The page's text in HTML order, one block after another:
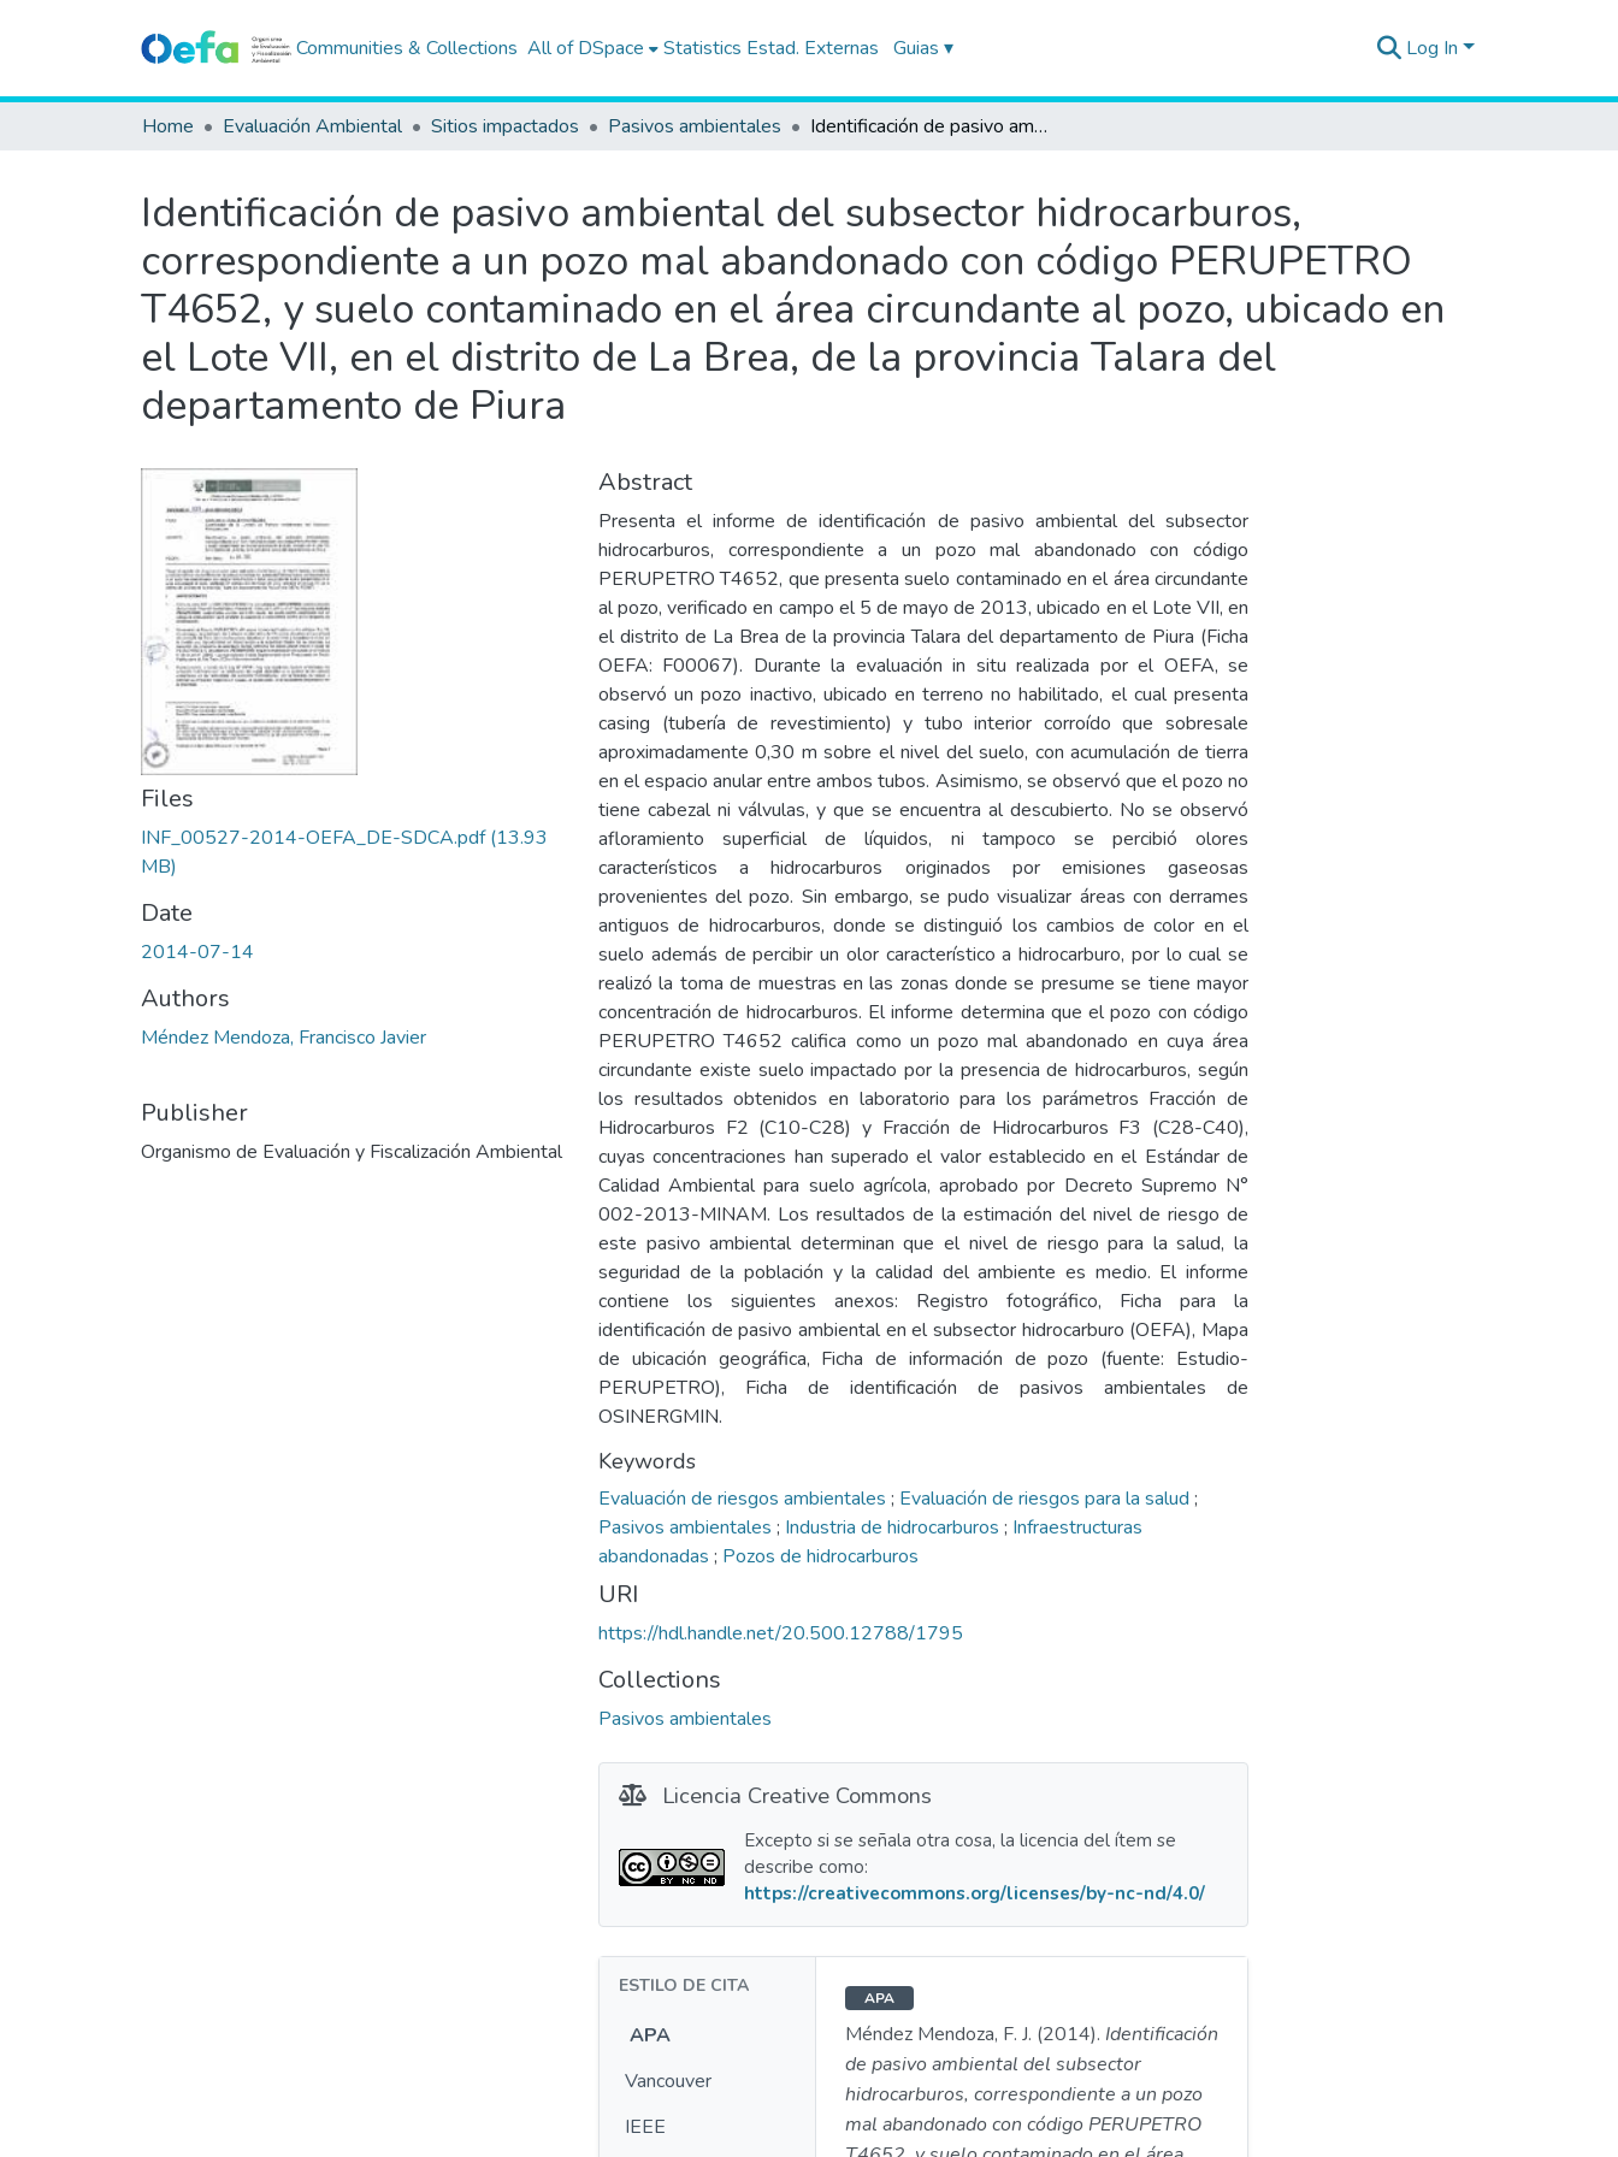
Communities & Collections All of DSpace Statistics Estad. Externas Guias ▾ Log In
Home Evaluación Ambiental Sitios impactados Pasivos ambientales Identificación de pasivo ambiental del subsector hidrocarburos, correspondiente a un pozo mal abandonado con código PERUPETRO T4652, y suelo contaminado en el área circundante al pozo, ubicado en el Lote VII, en el distrito de La Brea, de la provincia Talara del departamento de Piura
Identificación de pasivo ambiental del subsector hidrocarburos,
correspondiente a un pozo mal abandonado con código PERUPETRO
T4652, y suelo contaminado en el área circundante al pozo, ubicado en
el Lote VII, en el distrito de La Brea, de la provincia Talara del
departamento de Piura
Files
INF_00527-2014-OEFA_DE-SDCA.pdf(13.93
MB)
Date
2014-07-14
Authors
Méndez Mendoza, Francisco Javier
Publisher
Organismo de Evaluación y Fiscalización Ambiental
Abstract
Presenta el informe de identificación de pasivo ambiental del subsector
hidrocarburos, correspondiente a un pozo mal abandonado con código
PERUPETRO T4652, que presenta suelo contaminado en el área circundante
al pozo, verificado en campo el 5 de mayo de 2013, ubicado en el Lote VII, en
el distrito de La Brea de la provincia Talara del departamento de Piura (Ficha
OEFA: F00067). Durante la evaluación in situ realizada por el OEFA, se
observó un pozo inactivo, ubicado en terreno no habilitado, el cual presenta
casing (tubería de revestimiento) y tubo interior corroído que sobresale
aproximadamente 0,30 m sobre el nivel del suelo, con acumulación de tierra
en el espacio anular entre ambos tubos. Asimismo, se observó que el pozo no
tiene cabezal ni válvulas, y que se encuentra al descubierto. No se observó
afloramiento superficial de líquidos, ni tampoco se percibió olores
característicos a hidrocarburos originados por emisiones gaseosas
provenientes del pozo. Sin embargo, se pudo visualizar áreas con derrames
antiguos de hidrocarburos, donde se distinguió los cambios de color en el
suelo además de percibir un olor característico a hidrocarburo, por lo cual se
realizó la toma de muestras en las zonas donde se presume se tiene mayor
concentración de hidrocarburos. El informe determina que el pozo con código
PERUPETRO T4652 califica como un pozo mal abandonado en cuya área
circundante existe suelo impactado por la presencia de hidrocarburos, según
los resultados obtenidos en laboratorio para los parámetros Fracción de
Hidrocarburos F2 (C10-C28) y Fracción de Hidrocarburos F3 (C28-C40),
cuyas concentraciones han superado el valor establecido en el Estándar de
Calidad Ambiental para suelo agrícola, aprobado por Decreto Supremo N°
002-2013-MINAM. Los resultados de la estimación del nivel de riesgo de
este pasivo ambiental determinan que el nivel de riesgo para la salud, la
seguridad de la población y la calidad del ambiente es medio. El informe
contiene los siguientes anexos: Registro fotográfico, Ficha para la
identificación de pasivo ambiental en el subsector hidrocarburo (OEFA), Mapa
de ubicación geográfica, Ficha de información de pozo (fuente: Estudio-
PERUPETRO), Ficha de identificación de pasivos ambientales de
OSINERGMIN.
Keywords
Evaluación de riesgos ambientales ; Evaluación de riesgos para la salud ;
Pasivos ambientales ; Industria de hidrocarburos ; Infraestructuras
abandonadas ; Pozos de hidrocarburos
URI
https://hdl.handle.net/20.500.12788/1795
Collections
Pasivos ambientales
Licencia Creative Commons
Excepto si se señala otra cosa, la licencia del ítem se
describe como:
https://creativecommons.org/licenses/by-nc-nd/4.0/
ESTILO DE CITA
APA
Vancouver
IEEE
APA
Méndez Mendoza, F. J. (2014). Identificación
de pasivo ambiental del subsector
hidrocarburos, correspondiente a un pozo
mal abandonado con código PERUPETRO